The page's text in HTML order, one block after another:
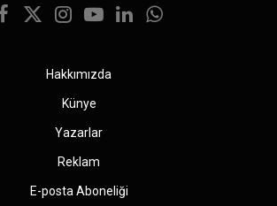
Facebook
X
Instagram
YouTubeLinkedInWhatsApp
Hakkımızda
Künye
Yazarlar
Reklam
E-posta Aboneliği